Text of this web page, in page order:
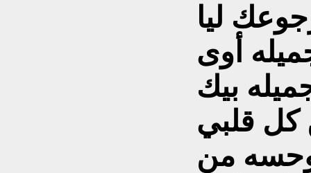
ليا
أوى
بيك
كل قلبي
وحسه من